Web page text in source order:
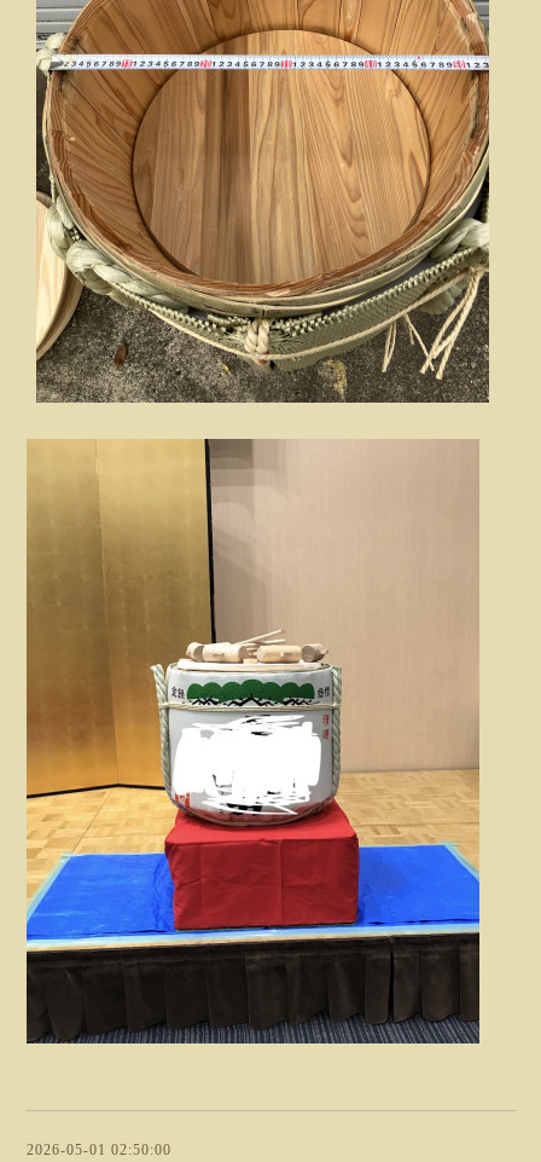
2026-05-01 02:50:00